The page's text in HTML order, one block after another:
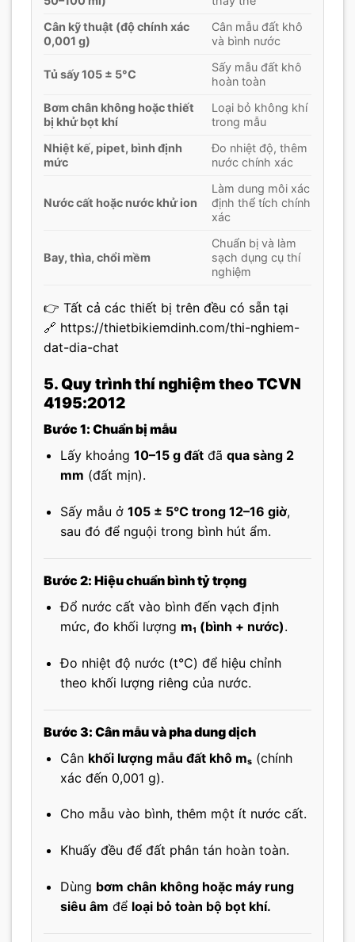
Cân kỹ thuật (độ chính xác
0,001 g)
Cân mẫu đất khô
và bình nước
Tủ sấy 105 ± 5°C
Sấy mẫu đất khô
hoàn toàn
Bơm chân không hoặc thiết
bị khử bọt khí
Loại bỏ không khí
trong mẫu
Nhiệt kế, pipet, bình định
mức
Đo nhiệt độ, thêm
nước chính xác
Nước cất hoặc nước khử ion
Làm dung môi xác
định thể tích chính
xác
Bay, thìa, chổi mềm
Chuẩn bị và làm
sạch dụng cụ thí
nghiệm
👉 Tất cả các thiết bị trên đều có sẵn tại
🔗 https://thietbikiemdinh.com/thi-nghiem-
dat-dia-chat
5. Quy trình thí nghiệm theo TCVN
4195:2012
Bước 1: Chuẩn bị mẫu
Lấy khoảng 10–15 g đấtđã qua sàng 2
mm (đất mịn).
Sấy mẫu ở 105 ± 5°C trong 12–16 giờ,
sau đó để nguội trong bình hút ẩm.
Bước 2: Hiệu chuẩn bình tỷ trọng
Đổ nước cất vào bình đến vạch định
mức, đo khối lượng m₁ (bình + nước).
Đo nhiệt độ nước (t°C) để hiệu chỉnh
theo khối lượng riêng của nước.
Bước 3: Cân mẫu và pha dung dịch
Cân khối lượng mẫu đất khô mₛ(chính
xác đến 0,001 g).
Cho mẫu vào bình, thêm một ít nước cất.
Khuấy đều để đất phân tán hoàn toàn.
Dùng bơm chân không hoặc máy rung
siêu âm để loại bỏ toàn bộ bọt khí.